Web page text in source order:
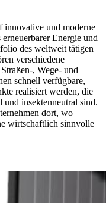
innovative und moderne
Energie und
des weltweit tätigen
verschiedene
, Wege- und
schnell verfügbare,
realisiert werden, die
insektenneutral sind.
dort, wo
wirtschaftlich sinnvolle